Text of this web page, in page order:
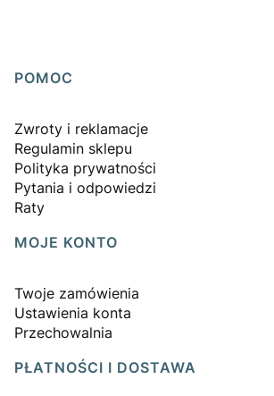
Linki w stopce
POMOC
Zwroty i reklamacje
Regulamin sklepu
Polityka prywatności
Pytania i odpowiedzi
Raty
MOJE KONTO
Twoje zamówienia
Ustawienia konta
Przechowalnia
PŁATNOŚCI I DOSTAWA